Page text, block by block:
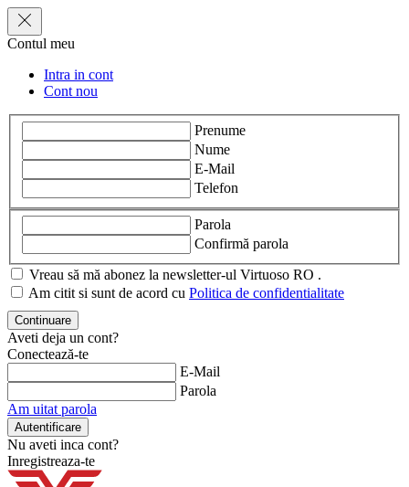
Contul meu
Intra in cont
Cont nou
Prenume
Nume
E-Mail
Telefon
Parola
Confirmă parola
Vreau să mă abonez la newsletter-ul Virtuoso RO .
Am citit si sunt de acord cu Politica de confidentialitate
Aveti deja un cont?
Conectează-te
E-Mail
Parola
Am uitat parola
Nu aveti inca cont?
Inregistreaza-te